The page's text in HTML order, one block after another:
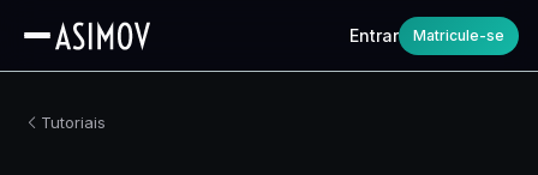
Entrar Matricule-se
Tutoriais